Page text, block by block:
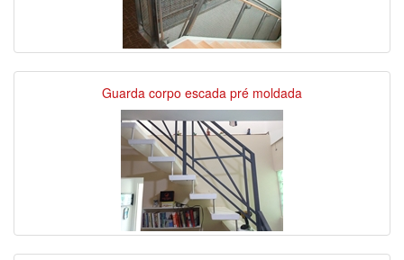
Guarda corpo escada pré moldada